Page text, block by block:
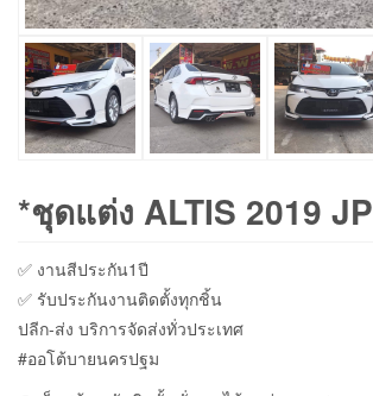
*ชุดแต่ง ALTIS 2019 JP
✅ งานสีประกัน1ปี
✅ รับประกันงานติดตั้งทุกชิ้น
ปลีก-ส่ง บริการจัดส่งทั่วประเทศ
#ออโต้บายนครปฐม